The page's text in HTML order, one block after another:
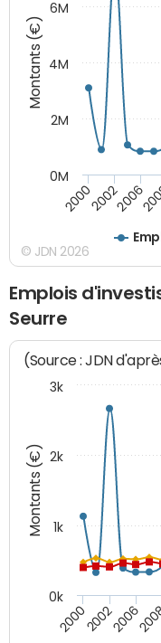
Montants (€)
200020022006
0M
2M
4M
6M
© JDN 2026
Emplois
Seurre
Montants (€)
(Source : JDN
200020022006
0k
1k
2k
3k